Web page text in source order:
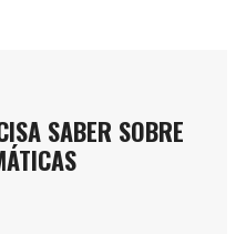
SABER SOBRE